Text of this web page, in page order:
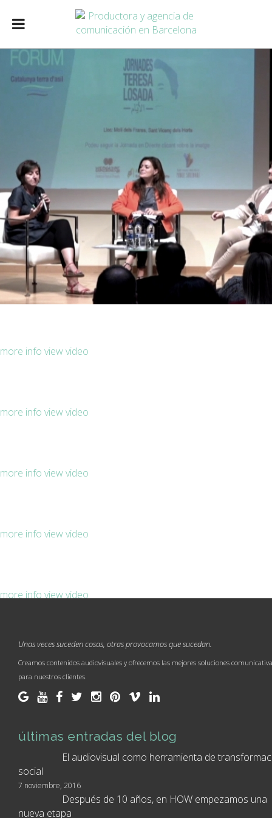
more info view video
more info view video
more info view video
more info view video
more info view video
Unas veces suceden cosas, otras provocamos que sucedan.
Creamos contenidos audiovisuales y ofrecemos las mejores soluciones
para nuestros clientes.
últimas entradas del blog
El audiovisual como herramienta de
social
7 noviembre, 2016
Después de 10 años, en HOW empezamos una
nueva etapa